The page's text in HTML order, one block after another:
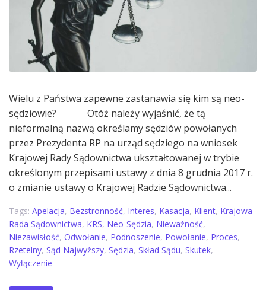
Wielu z Państwa zapewne zastanawia się kim są neo-
sędziowie? Otóż należy wyjaśnić, że tą
nieformalną nazwą określamy sędziów powołanych
przez Prezydenta RP na urząd sędziego na wniosek
Krajowej Rady Sądownictwa ukształtowanej w trybie
określonym przepisami ustawy z dnia 8 grudnia 2017 r.
o zmianie ustawy o Krajowej Radzie Sądownictwa...
Tags: Apelacja, Bezstronność, Interes, Kasacja, Klient, Krajowa
Rada Sądownictwa, KRS, Neo-Sędzia, Nieważność,
Niezawisłość, Odwołanie, Podnoszenie, Powołanie, Proces,
Rzetelny, Sąd Najwyższy, Sędzia, Skład Sądu, Skutek,
Wyłączenie